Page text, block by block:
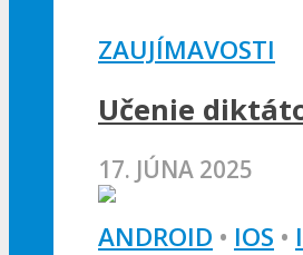
ZAUJÍMAVOSTI
Učenie
17. JÚNA 2025
ANDROID • IOS •